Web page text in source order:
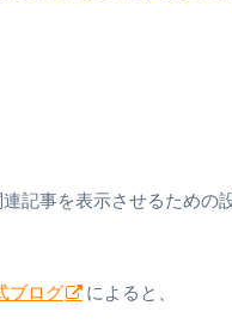
記事を表示させるための
ブログ によると、